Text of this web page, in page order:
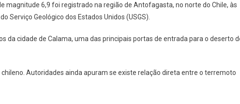
magnitude 6,9 foi registrado na região de Antofagasta, no norte do Chile, às
Serviço Geológico dos Estados Unidos (USGS).
da cidade de Calama, uma das principais portas de entrada para o deserto
Autoridades ainda apuram se existe relação direta entre o terremoto